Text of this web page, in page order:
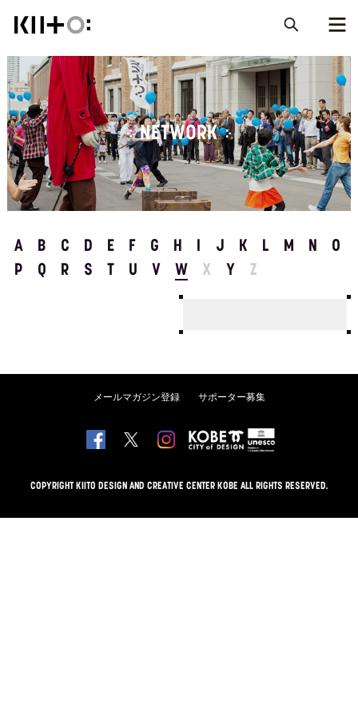
NETWORK
A B C D E F G H J K L M N
O
P
Q R S T U V W X Y Z
メールマガジン登録 サポーター募集
COPYRIGHT KIITO DESIGN AND CREATIVE CENTER KOBE ALL RIGHTS RESERVED.